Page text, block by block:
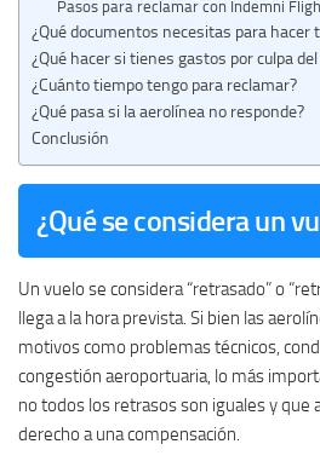
Pasos para reclamar con Indemni
¿Qué documentos necesitas para hacer
¿Qué hacer si tienes gastos por culpa
¿Cuánto tiempo tengo para reclamar?
¿Qué pasa si la aerolínea no responde?
Conclusión
¿Qué se considera un
Un vuelo se considera “retrasado” o
llega a la hora prevista. Si bien las
motivos como problemas técnicos,
congestión aeroportuaria, lo más
no todos los retrasos son iguales y que
derecho a una compensación.